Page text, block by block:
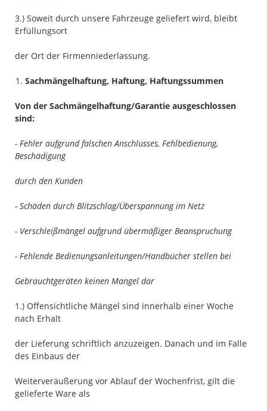
3.) Soweit durch unsere Fahrzeuge geliefert wird, bleibt
Erfüllungsort
der Ort der Firmenniederlassung.
Sachmängelhaftung, Haftung, Haftungssummen
Von der Sachmängelhaftung/Garantie ausgeschlossen
sind:
- Fehler aufgrund falschen Anschlusses, Fehlbedienung,
Beschädigung
durch den Kunden
- Schäden durch Blitzschlag/Überspannung im Netz
- Verschleißmängel aufgrund übermäßiger Beanspruchung
- Fehlende Bedienungsanleitungen/Handbücher stellen bei
Gebrauchtgeräten keinen Mangel dar
1.) Offensichtliche Mängel sind innerhalb einer Woche
nach Erhalt
der Lieferung schriftlich anzuzeigen. Danach und im Falle
des Einbaus der
Weiterveräußerung vor Ablauf der Wochenfrist, gilt die
gelieferte Ware als